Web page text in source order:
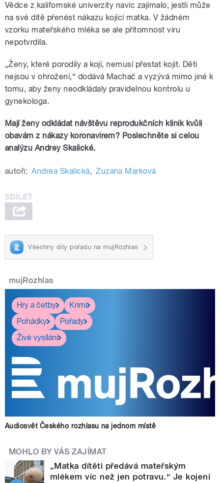
Vědce z kalifornské univerzity navíc zajímalo, jestli může
na své dítě přenést nákazu kojící matka. V žádném
vzorku mateřského mléka se ale přítomnost viru
nepotvrdila.
„Ženy, které porodily a kojí, nemusí přestat kojit. Děti
nejsou v ohrožení,“ dodává Machač a vyzývá mimo jiné k
tomu, aby ženy neodkládaly pravidelnou kontrolu u
gynekologa.
Mají ženy odkládat návštěvu reprodukčních klinik kvůli
obavám z nákazy koronavirem? Poslechněte si celou
analýzu Andrey Skalické.
autoři: Andrea Skalická, Zuzana Marková
Všechny díly pořadu na mujRozhlas
mujRozhlas
Hry a četby
Krimi
Pohádky
Pořady
Živé vysílání
Audiosvět Českého rozhlasu na jednom místě
MOHLO BY VÁS ZAJÍMAT
„Matka dítěti předává mateřským
mlékem víc než jen potravu.“ Je kojení